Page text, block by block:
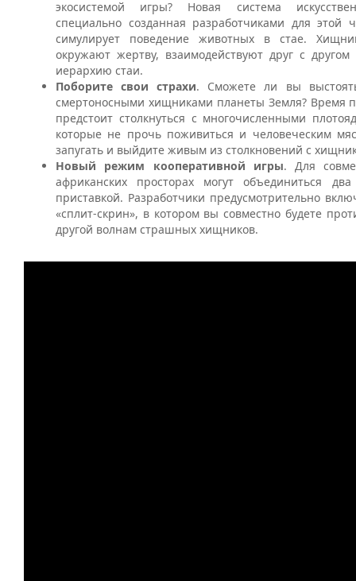
экосистемой игры? Новая система
специально созданная разработчиками для этой
симулирует поведение животных в стае.
окружают жертву, взаимодействуют друг с другом
иерархию стаи.
Поборите свои страхи. Сможете ли вы
смертоносными хищниками планеты Земля? Время
предстоит столкнуться с многочисленными
которые не прочь поживиться и человеческим
запугать и выйдите живым из столкновений с
Новый режим кооперативной игры. Для
африканских просторах могут объединиться
приставкой. Разработчики предусмотрительно
«сплит-скрин», в котором вы совместно будете
другой волнам страшных хищников.